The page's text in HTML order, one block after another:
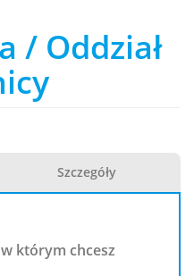
/ Oddział
Szczegóły
którym chcesz